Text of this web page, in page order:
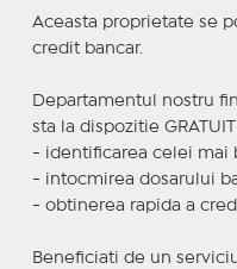
Aceasta proprietate se
credit bancar.
Departamentul nostru
sta la dispozitie
- identificarea celei mai
- intocmirea dosarului
- obtinerea rapida a
Beneficiati de un